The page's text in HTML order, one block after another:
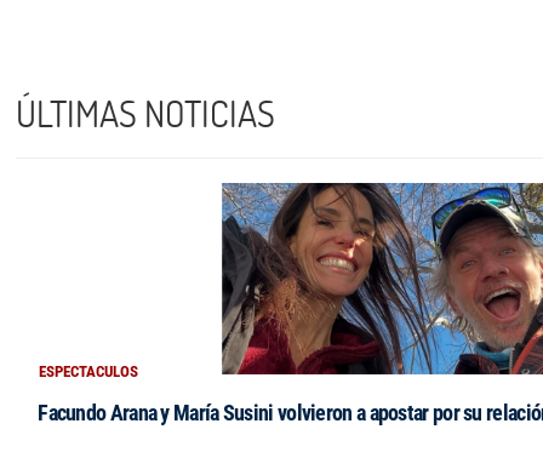
ÚLTIMAS NOTICIAS
ESPECTACULOS
Facundo Arana y María Susini volvieron a apostar por su